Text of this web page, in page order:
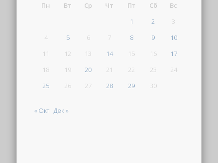
Пн
Вт Ср Чт Пт Сб
Вс
1
2
3
4
5 6 7 8 9
10
11
12 13 14 15 16
17
18
19 20 21 22 23
24
25
26 27 28 29 30
« Окт Дек »